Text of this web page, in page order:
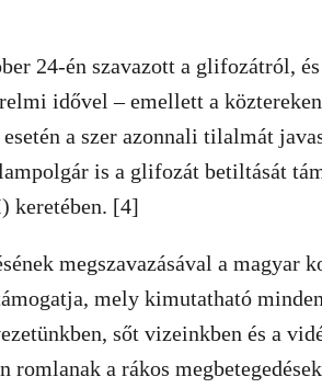
24-én szavazott a glifozátról,
idővel – emellett a
a szer azonnali tilalmát
is a glifozát betiltását
keretében. [4]
megszavazásával a magyar
mely kimutatható
sőt vizeinkben és a
romlanak a rákos